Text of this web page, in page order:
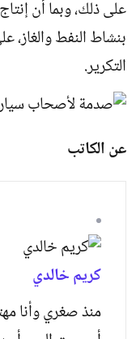
على ذلك، وبما أن
بنشاط النفط
التكرير.
عن الكاتب
كريم خالدي
منذ صغري وأنا